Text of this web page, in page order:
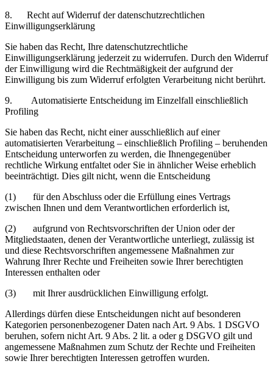
8. Recht auf Widerruf der datenschutzrechtlichen
Einwilligungserklärung
Sie haben das Recht, Ihre datenschutzrechtliche
Einwilligungserklärung jederzeit zu widerrufen. Durch den Widerruf
der Einwilligung wird die Rechtmäßigkeit der aufgrund der
Einwilligung bis zum Widerruf erfolgten Verarbeitung nicht berührt.
9. Automatisierte Entscheidung im Einzelfall einschließlich
Profiling
Sie haben das Recht, nicht einer ausschließlich auf einer
automatisierten Verarbeitung – einschließlich Profiling – beruhenden
Entscheidung unterworfen zu werden, die Ihnengegenüber
rechtliche Wirkung entfaltet oder Sie in ähnlicher Weise erheblich
beeinträchtigt. Dies gilt nicht, wenn die Entscheidung
(1) für den Abschluss oder die Erfüllung eines Vertrags
zwischen Ihnen und dem Verantwortlichen erforderlich ist,
(2) aufgrund von Rechtsvorschriften der Union oder der
Mitgliedstaaten, denen der Verantwortliche unterliegt, zulässig ist
und diese Rechtsvorschriften angemessene Maßnahmen zur
Wahrung Ihrer Rechte und Freiheiten sowie Ihrer berechtigten
Interessen enthalten oder
(3) mit Ihrer ausdrücklichen Einwilligung erfolgt.
Allerdings dürfen diese Entscheidungen nicht auf besonderen
Kategorien personenbezogener Daten nach Art. 9 Abs. 1 DSGVO
beruhen, sofern nicht Art. 9 Abs. 2 lit. a oder g DSGVO gilt und
angemessene Maßnahmen zum Schutz der Rechte und Freiheiten
sowie Ihrer berechtigten Interessen getroffen wurden.